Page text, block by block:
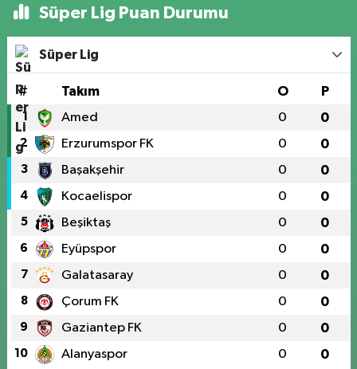
Süper Lig Puan Durumu
Süper Lig
# Takım O P
1 Amed 0 0
2 Erzurumspor FK 0 0
3 Başakşehir 0 0
4 Kocaelispor 0 0
5 Beşiktaş 0 0
6 Eyüpspor 0 0
7 Galatasaray 0 0
8 Çorum FK 0 0
9 Gaziantep FK 0 0
10 Alanyaspor 0 0